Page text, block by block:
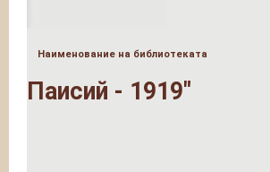
Наименование на библиотеката
Паисий - 1919"